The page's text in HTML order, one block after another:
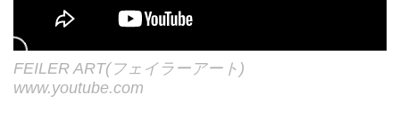
FEILER ART(フェイラーアート)
www.youtube.com